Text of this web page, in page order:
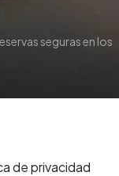
seguras en los
de privacidad